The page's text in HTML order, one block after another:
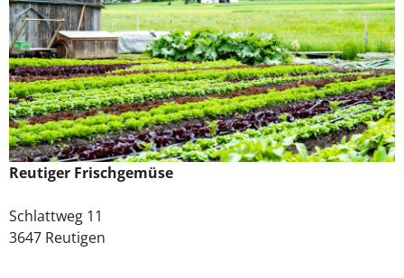
Reutiger Frischgemüse
Schlattweg 11
3647 Reutigen